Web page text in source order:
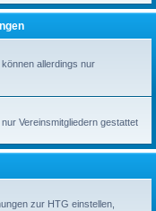
allerdings nur
Vereinsmitgliedern gestattet
zur HTG einstellen,